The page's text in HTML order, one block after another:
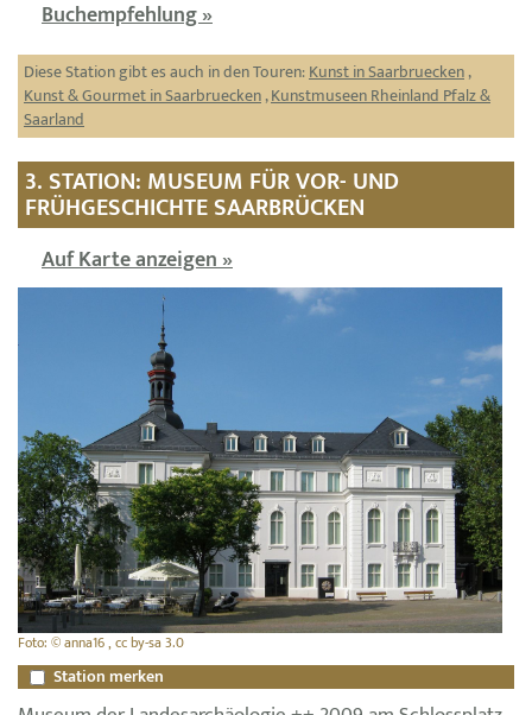
Buchempfehlung »
Diese Station gibt es auch in den Touren:Kunst in Saarbruecken,
Kunst & Gourmet in Saarbruecken,Kunstmuseen Rheinland Pfalz &
Saarland
3. STATION: MUSEUM FÜR VOR- UND
FRÜHGESCHICHTE SAARBRÜCKEN
Auf Karte anzeigen »
Foto: © anna16 , cc by-sa 3.0
Station merken